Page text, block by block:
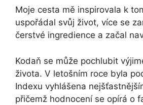
Moje cesta mě inspirovala k
uspořádal svůj život, více se
čerstvé ingredience a začal
Kodaň se může pochlubit
života. V letošním roce byla
Indexu vyhlášena
přičemž hodnocení se opírá o